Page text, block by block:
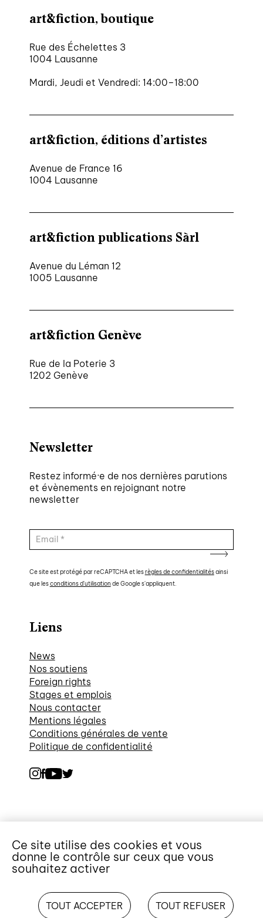
art&fiction, boutique
Rue des Échelettes 3
1004 Lausanne
Mardi, Jeudi et Vendredi: 14:00–18:00
art&fiction, éditions d’artistes
Avenue de France 16
1004 Lausanne
art&fiction publications Sàrl
Avenue du Léman 12
1005 Lausanne
art&fiction Genève
Rue de la Poterie 3
1202 Genève
Newsletter
Restez informé·e de nos dernières parutions
et évènements en rejoignant notre
newsletter
Ce site est protégé par reCAPTCHA et lesrègles de confidentialitésainsi
que lesconditions d'utilisation de Google s'appliquent.
Liens
News
Nos soutiens
Foreign rights
Stages et emplois
Nous contacter
Mentions légales
Conditions générales de vente
Politique de confidentialité
Ce site utilise des cookies et vous
donne le contrôle sur ceux que vous
souhaitez activer
TOUT ACCEPTER TOUT REFUSER